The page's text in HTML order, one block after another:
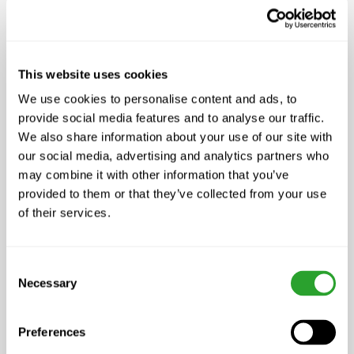
This website uses cookies
We use cookies to personalise content and ads, to
provide social media features and to analyse our traffic.
We also share information about your use of our site with
our social media, advertising and analytics partners who
may combine it with other information that you’ve
provided to them or that they’ve collected from your use
of their services.
Selection
Necessary
Preferences
Naturprodukt vulkanischen Ursprungs
(FiBL zugelassen), verbessert die
Pflanzen- und Bodenverträglichkeit der
Gülle und steigert die Bodenfruchtbarkeit
und die Gesundheit der Tiere. Das
gemahlene Diabasgestein wird mit
nützlichen Milchsäurebakterien (EM)
Wein- und Gartenbau, sowie im Grünland
Pflanzen unentbehrliche Mineralstoffe,
Spurenelemente und vorallem Silizium.